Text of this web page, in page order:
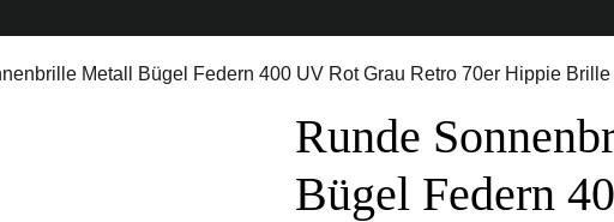
Metall Bügel Federn 400 UV Rot Grau Retro 70er Hippie Brille
Runde
Bügel Federn